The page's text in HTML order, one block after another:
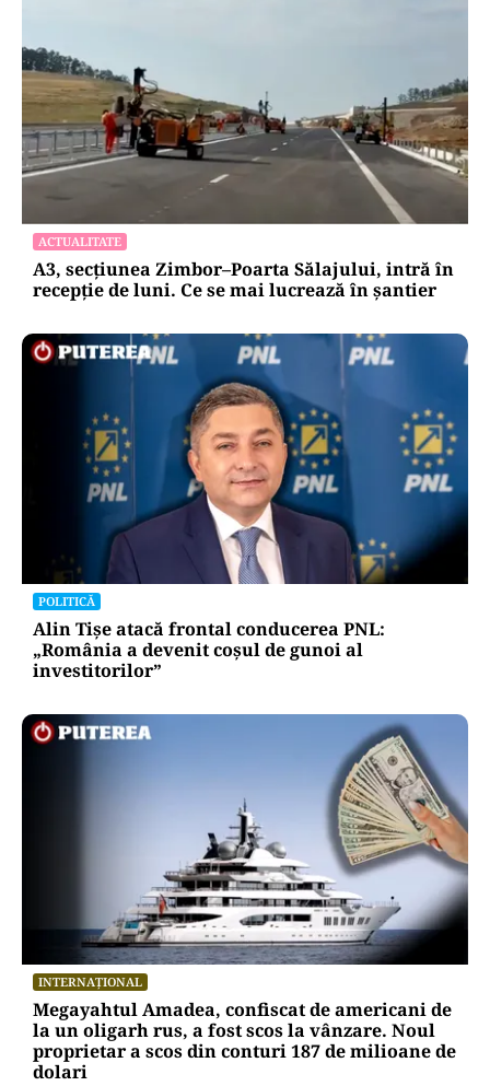
ACTUALITATE
A3, secțiunea Zimbor–Poarta Sălajului, intră în
recepție de luni. Ce se mai lucrează în șantier
POLITICĂ
Alin Tișe atacă frontal conducerea PNL:
„România a devenit coșul de gunoi al
investitorilor”
INTERNAȚIONAL
Megayahtul Amadea, confiscat de americani de
la un oligarh rus, a fost scos la vânzare. Noul
proprietar a scos din conturi 187 de milioane de
dolari